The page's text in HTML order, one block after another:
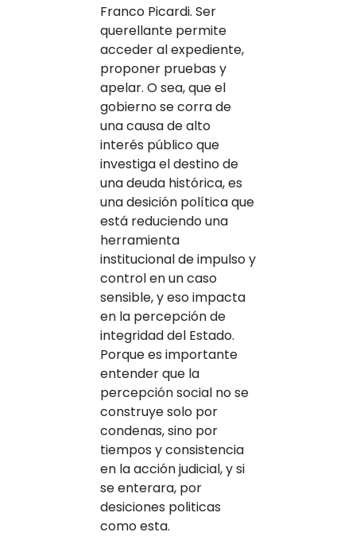
Franco Picardi. Ser
querellante permite
acceder al expediente,
proponer pruebas y
apelar. O sea, que el
gobierno se corra de
una causa de alto
interés público que
investiga el destino de
una deuda histórica, es
una desición política que
está reduciendo una
herramienta
institucional de impulso y
control en un caso
sensible, y eso impacta
en la percepción de
integridad del Estado.
Porque es importante
entender que la
percepción social no se
construye solo por
condenas, sino por
tiempos y consistencia
en la acción judicial, y si
se enterara, por
desiciones politicas
como esta.